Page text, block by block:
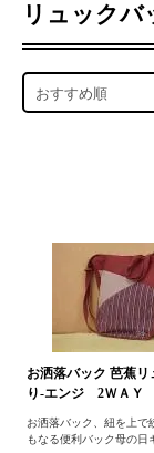
リュックバ
お洒落バック 芭蕉
り-エンジ 2ＷＡＹ
お洒落バック、紐を上で
もなる便利バック母の日